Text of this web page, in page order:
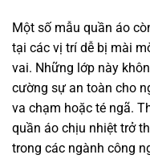
Một số mẫu quần áo
tại các vị trí dễ bị mài
vai. Những lớp này
cường sự an toàn cho
va chạm hoặc té ngã.
quần áo chịu nhiệt trở
trong các ngành công